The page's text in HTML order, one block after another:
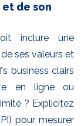
de son
inclure une
ses valeurs et
business clairs
en ligne ou
? Explicitez
pour mesurer